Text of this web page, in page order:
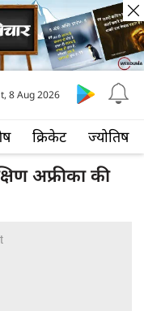
क्रिकेट ज्योतिष
8 Aug 2026
अफ्रीका की